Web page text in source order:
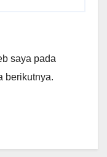
saya pada
berikutnya.